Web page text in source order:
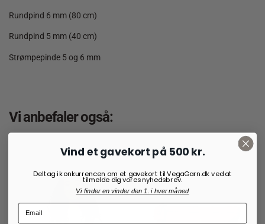
Rundpind 6 mm (80 cm)
Rundpind 5 mm (40 cm)
Strømpepinde 5 og 6 mm
Vi anbefaler også:
Vind et gavekort på 500 kr.
Deltag i konkurrencen om et gavekort til VegaGarn.dk ved at
tilmelde dig vores nyhedsbrev.
Vi finder en vinder den 1. i hver måned